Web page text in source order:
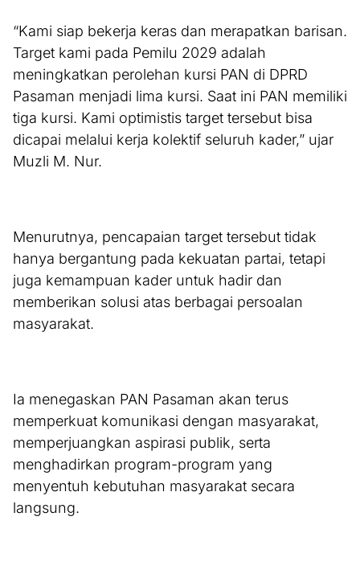
“Kami siap bekerja keras dan merapatkan barisan.
Target kami pada Pemilu 2029 adalah
meningkatkan perolehan kursi PAN di DPRD
Pasaman menjadi lima kursi. Saat ini PAN memiliki
tiga kursi. Kami optimistis target tersebut bisa
dicapai melalui kerja kolektif seluruh kader,” ujar
Muzli M. Nur.
Menurutnya, pencapaian target tersebut tidak
hanya bergantung pada kekuatan partai, tetapi
juga kemampuan kader untuk hadir dan
memberikan solusi atas berbagai persoalan
masyarakat.
Ia menegaskan PAN Pasaman akan terus
memperkuat komunikasi dengan masyarakat,
memperjuangkan aspirasi publik, serta
menghadirkan program-program yang
menyentuh kebutuhan masyarakat secara
langsung.